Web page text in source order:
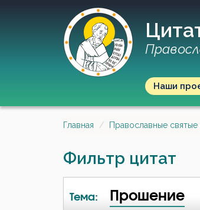
Наши
Главная Православные святые
Фильтр цитат
Тема: Прошение